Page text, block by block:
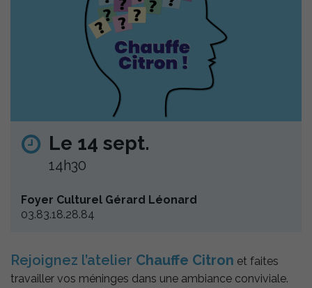
Le 14 sept.
14h30
Foyer Culturel Gérard Léonard
03.83.18.28.84
Rejoignez l’atelier Chauffe Citron et faites
travailler vos méninges dans une ambiance conviviale.